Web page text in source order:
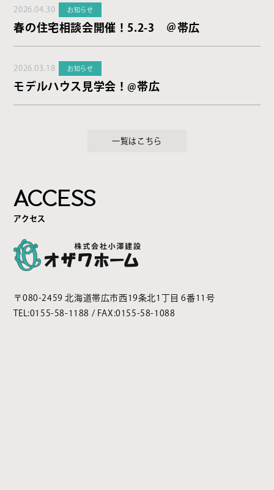
2026.04.30 お知らせ
春の住宅相談会開催！5.2-3 ＠帯広
2026.03.18 お知らせ
モデルハウス見学会！@帯広
一覧はこちら
ACCESS
アクセス
〒080-2459 北海道帯広市西19条北1丁目 6番11号
TEL:0155-58-1188 / FAX:0155-58-1088